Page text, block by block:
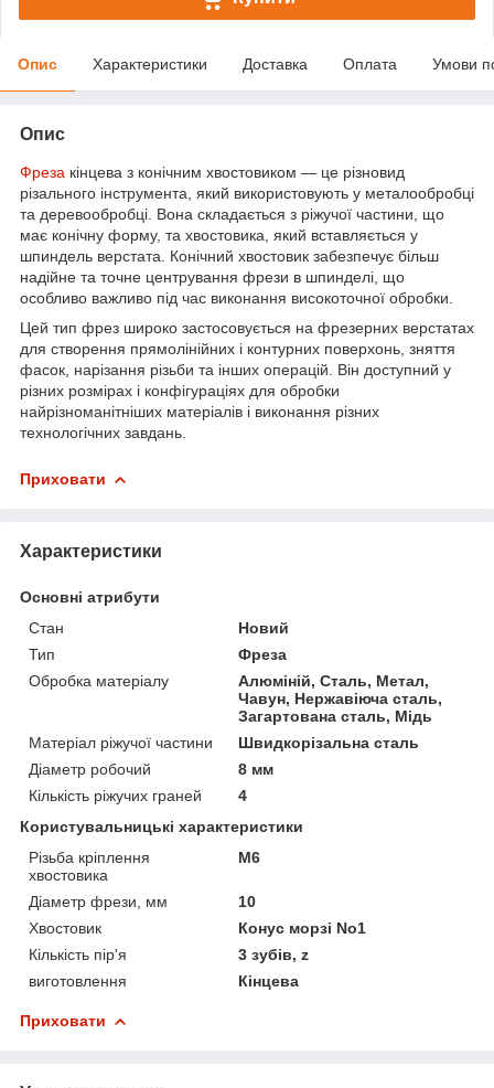
Опис Характеристики Доставка Оплата Умови
Опис
Фреза кінцева з конічним хвостовиком — це різновид
різального інструмента, який використовують у металообробці
та деревообробці. Вона складається з ріжучої частини, що
має конічну форму, та хвостовика, який вставляється у
шпиндель верстата. Конічний хвостовик забезпечує більш
надійне та точне центрування фрези в шпинделі, що
особливо важливо під час виконання високоточної обробки.
Цей тип фрез широко застосовується на фрезерних верстатах
для створення прямолінійних і контурних поверхонь, зняття
фасок, нарізання різьби та інших операцій. Він доступний у
різних розмірах і конфігураціях для обробки
найрізноманітніших матеріалів і виконання різних
технологічних завдань.
Приховати
Характеристики
Основні атрибути
Стан
Новий
Тип
Фреза
Обробка матеріалу
Алюміній, Сталь, Метал,
Чавун, Нержавіюча сталь,
Загартована сталь, Мідь
Матеріал ріжучої частини
Швидкорізальна сталь
Діаметр робочий
8 мм
Кількість ріжучих граней
4
Користувальницькі характеристики
Різьба кріплення
хвостовика
М6
Діаметр фрези, мм
10
Хвостовик
Конус морзі No1
Кількість пір'я
3 зубів, z
виготовлення
Кінцева
Приховати